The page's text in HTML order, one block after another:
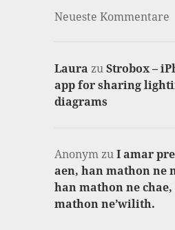
Neueste Kommentare
Laura zuStrobox –
app for sharing
diagrams
AnonymzuI amar
aen, han mathon ne
han mathon ne
mathon ne’wilith.